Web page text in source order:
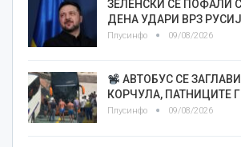
ЗЕЛЕНСКИ СЕ ПОФАЛИ
ДЕНА УДАРИ ВРЗ
Плусинфо 09/08/2026
АВТОБУС СЕ
КОРЧУЛА, ПАТНИЦИТЕ
Плусинфо 09/08/2026